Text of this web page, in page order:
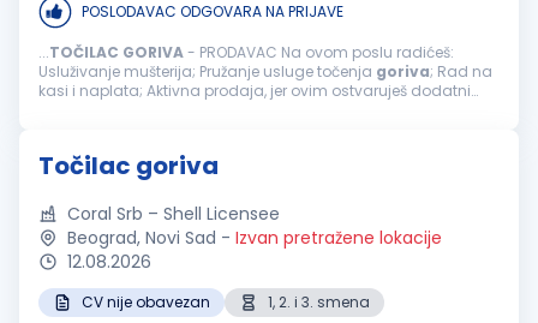
POSLODAVAC ODGOVARA NA PRIJAVE
...TOČILAC GORIVA- PRODAVAC Na ovom poslu radićeš:
Usluživanje mušterija; Pružanje usluge točenja goriva; Rad na
kasi i naplata; Aktivna prodaja, jer ovim ostvaruješ dodatni
Točilac goriva
Coral Srb – Shell Licensee
Beograd, Novi Sad - Izvan pretražene lokacije
12.08.2026
CV nije obavezan 1, 2. i 3. smena